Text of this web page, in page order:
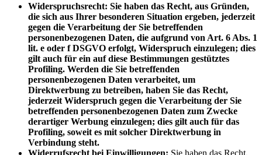
Widerspruchsrecht: Sie haben das Recht, aus Gründen,
die sich aus Ihrer besonderen Situation ergeben, jederzeit
gegen die Verarbeitung der Sie betreffenden
personenbezogenen Daten, die aufgrund von Art. 6 Abs. 1
lit. e oder f DSGVO erfolgt, Widerspruch einzulegen; dies
gilt auch für ein auf diese Bestimmungen gestütztes
Profiling. Werden die Sie betreffenden
personenbezogenen Daten verarbeitet, um
Direktwerbung zu betreiben, haben Sie das Recht,
jederzeit Widerspruch gegen die Verarbeitung der Sie
betreffenden personenbezogenen Daten zum Zwecke
derartiger Werbung einzulegen; dies gilt auch für das
Profiling, soweit es mit solcher Direktwerbung in
Verbindung steht.
Widerrufsrecht bei Einwilligungen: Sie haben das Recht,